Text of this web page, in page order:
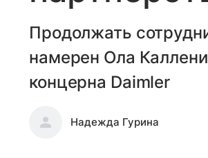
Продолжать
намерен Ола
концерна Daimler
Надежда Гурина